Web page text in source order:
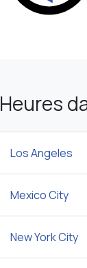
Heures
Los Angeles
Mexico City
New York City